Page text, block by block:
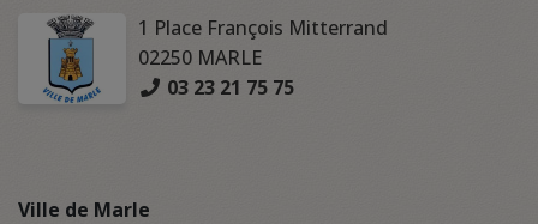
1 Place François Mitterrand
02250 MARLE
03 23 21 75 75
Ville de Marle